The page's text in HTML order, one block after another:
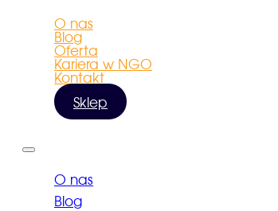
O nas
Blog
Oferta
Kariera w NGO
Kontakt
Sklep
O nas
Blog